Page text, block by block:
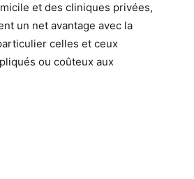
et des cliniques privées,
un net avantage avec la
celles et ceux
ou coûteux aux